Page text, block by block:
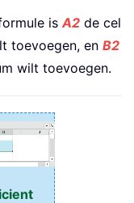
is A2 de cel
toevoegen, en B2
wilt toevoegen.